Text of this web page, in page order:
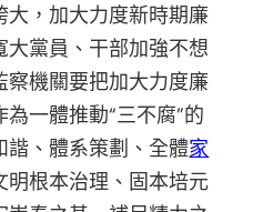
大，加大力度新時期廉
黨員、干部加強不想
察機關要把加大力度廉
為一體推動“三不腐”的
諧、體系策劃、全體家
根本治理、固本培元